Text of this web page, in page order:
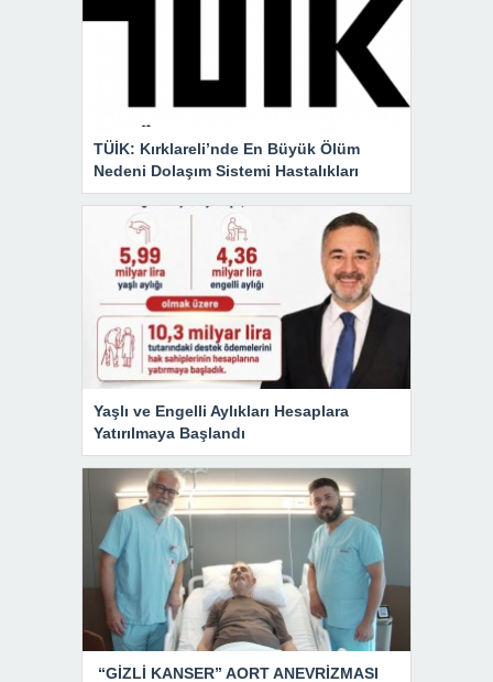
TÜİK: Kırklareli’nde En Büyük Ölüm
Nedeni Dolaşım Sistemi Hastalıkları
Yaşlı ve Engelli Aylıkları Hesaplara
Yatırılmaya Başlandı
“GİZLİ KANSER” AORT ANEVRİZMASI